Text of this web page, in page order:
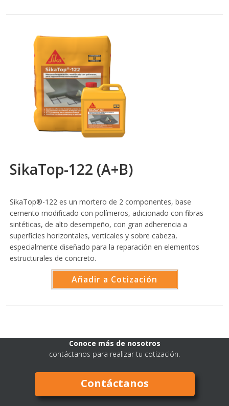
SikaTop-122 (A+B)
SikaTop®-122 es un mortero de 2 componentes, base
cemento modificado con polímeros, adicionado con fibras
sintéticas, de alto desempeño, con gran adherencia a
superficies horizontales, verticales y sobre cabeza,
especialmente diseñado para la reparación en elementos
estructurales de concreto.
Añadir a Cotización
Conoce más de nosotros
contáctanos para realizar tu cotización.
Contáctanos